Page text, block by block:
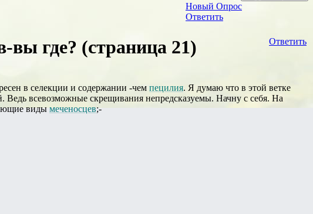
Новый Опрос
Ответить
Ответить
вы где? (страница 21)
в селекции и содержании -чем пецилия. Я думаю что в этой ветке
Ведь всевозможные скрещивания непредсказуемы. Начну с себя. На
виды меченосцев;-